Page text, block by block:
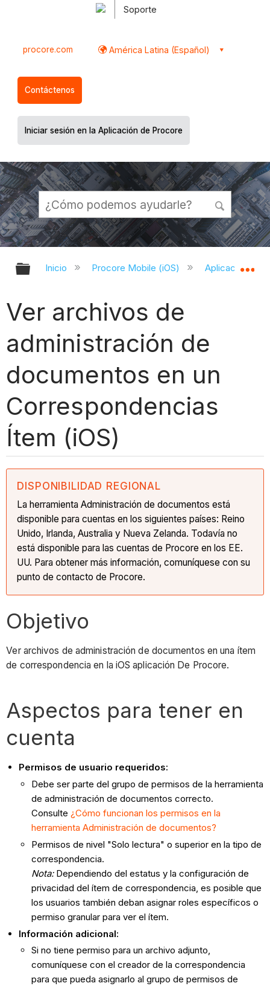
Soporte
procore.com América Latina (Español)
Contáctenos
Iniciar sesión en la Aplicación de Procore
Expandir/contraer jerarquía global
Inicio Procore Mobile (iOS) Aplicación iOS
Ver archivos de
administración de
documentos en un
Correspondencias
Ítem (iOS)
DISPONIBILIDAD REGIONAL
La herramienta Administración de documentos está
disponible para cuentas en los siguientes países: Reino
Unido, Irlanda, Australia y Nueva Zelanda. Todavía no
está disponible para las cuentas de Procore en los EE.
UU. Para obtener más información, comuníquese con su
punto de contacto de Procore.
Objetivo
Ver archivos de administración de documentos en una ítem
de correspondencia en la iOS aplicación De Procore.
Aspectos para tener en
cuenta
Permisos de usuario requeridos:
Debe ser parte del grupo de permisos de la herramienta
de administración de documentos correcto.
Consulte¿Cómo funcionan los permisos en la
herramienta Administración de documentos?
Permisos de nivel "Solo lectura" o superior en la tipo de
correspondencia.
Nota: Dependiendo del estatus y la configuración de
privacidad del ítem de correspondencia, es posible que
los usuarios también deban asignar roles específicos o
permiso granular para ver el ítem.
Información adicional:
Si no tiene permiso para un archivo adjunto,
comuníquese con el creador de la correspondencia
para que pueda asignarlo al grupo de permisos de